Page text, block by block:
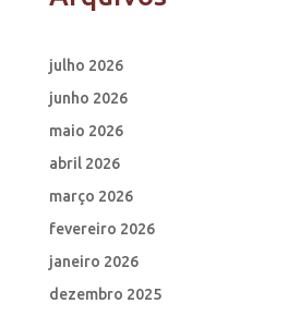
julho 2026
junho 2026
maio 2026
abril 2026
março 2026
fevereiro 2026
janeiro 2026
dezembro 2025